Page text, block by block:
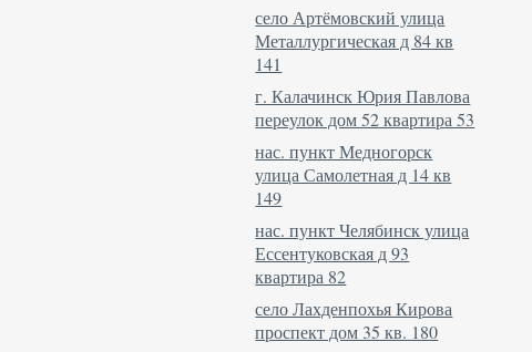
село Артёмовский улица
Металлургическая д 84 кв
141
г. Калачинск Юрия Павлова
переулок дом 52 квартира 53
нас. пункт Медногорск
улица Самолетная д 14 кв
149
нас. пункт Челябинск улица
Ессентуковская д 93
квартира 82
село Лахденпохья Кирова
проспект дом 35 кв. 180